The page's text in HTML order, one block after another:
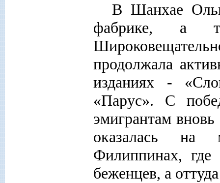
В Шанхае
фабрике, а
продолжала
изданиях -
«Парус». С
эмигрантам
оказалась на
Филиппинах, где
беженцев, а